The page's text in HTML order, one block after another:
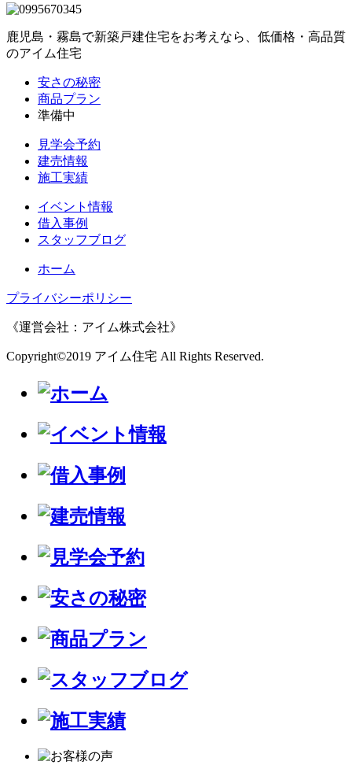
鹿児島・霧島で新築戸建住宅をお考えなら、低価格・高品質
のアイム住宅
安さの秘密
商品プラン
準備中
見学会予約
建売情報
施工実績
イベント情報
借入事例
スタッフブログ
ホーム
プライバシーポリシー
《運営会社：アイム株式会社》
Copyright©2019 アイム住宅 All Rights Reserved.